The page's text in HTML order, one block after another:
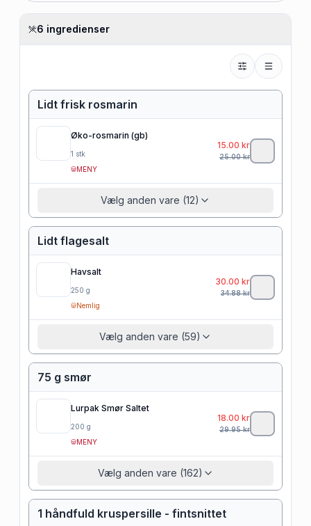
6 ingredienser
Lidt frisk rosmarin
Øko-rosmarin (gb)
1 stk
MENY
15.00 kr
25.00kr
Vælg anden vare (12)
Lidt flagesalt
Havsalt
250 g
Nemlig
30.00 kr
34.88kr
Vælg anden vare (59)
75 g smør
Lurpak Smør Saltet
200 g
MENY
18.00 kr
29.95kr
Vælg anden vare (162)
1 håndfuld kruspersille - fintsnittet